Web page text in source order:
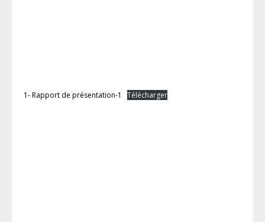
1- Rapport de présentation-1 Télécharger